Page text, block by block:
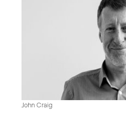
John Craig